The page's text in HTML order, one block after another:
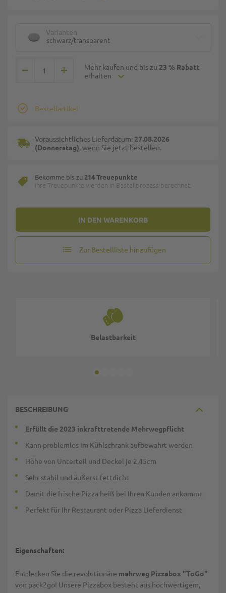
Varianten
schwarz/transparent
Mehr kaufen und bis zu 23 % Rabatt
erhalten
IN DEN WARENKORB
Bestellartikel
Voraussichtliches Lieferdatum: 27.08.2026
(Donnerstag), wenn Sie jetzt bestellen.
Bekomme bis zu 214 Treuepunkte
Ihre Treuepunkte werden in Bestellprozess berechnet.
Zur Bestellliste hinzufügen
Belastbarkeit
BESCHREIBUNG
Erfüllt die 2023 inkrafttretende Mehrwegpflicht
Kann problemlos im Kühlschrank aufbewahrt werden
Höhe von Unterteil und Deckel je 2,45cm
Sehr stabil und äußerst fettdicht
Damit die frische Pizza heiß bei Ihren Kunden ankommt
Perfekt für Ihr Restaurant oder Pizza Lieferdienst
Eigenschaften:
Entdecken Sie die revolutionäre mehrweg Pizzabox "ToGo"
von pack2go! Unsere Pizzabox besteht aus hochwertigem,